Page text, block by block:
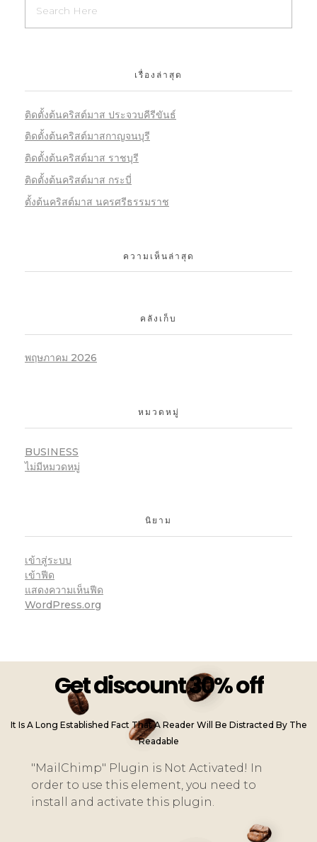
เรื่องล่าสุด
ติดตั้งต้นคริสต์มาส ประจวบคีรีขันธ์
ติดตั้งต้นคริสต์มาสกาญจนบุรี
ติดตั้งต้นคริสต์มาส ราชบุรี
ติดตั้งต้นคริสต์มาส กระบี่
ตั้งต้นคริสต์มาส นครศรีธรรมราช
ความเห็นล่าสุด
คลังเก็บ
พฤษภาคม 2026
หมวดหมู่
BUSINESS
ไม่มีหมวดหมู่
นิยาม
เข้าสู่ระบบ
เข้าฟีด
แสดงความเห็นฟีด
WordPress.org
Get discount 30% off
It Is A Long Established Fact That A Reader Will Be Distracted By The
Readable
"MailChimp" Plugin is Not Activated! In
order to use this element, you need to
install and activate this plugin.